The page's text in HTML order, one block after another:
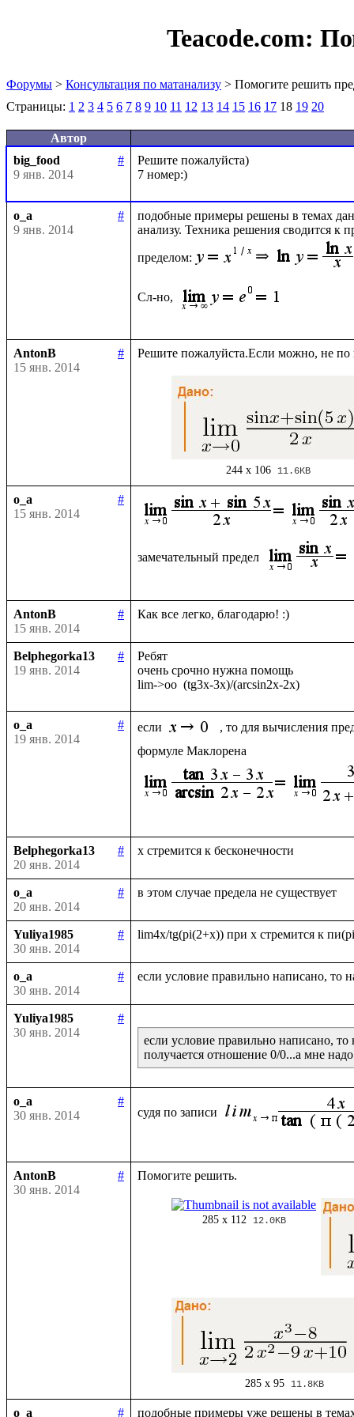
Teacode.com:
Форумы > Консультация по матанализу > Помогите решить
Страницы: 1 2 3 4 5 6 7 8 9 10 11 12 13 14 15 16 17 18 19 20
Автор
big_food
#
9 янв. 2014
Решите пожалуйста)
o_a
#
9 янв. 2014
подобные примеры решены в темах
анализу. Техника решения сводится
пределом:
Сл-но,
AntonB
#
15 янв. 2014
244 x 106 11.6KB
o_a
#
15 янв. 2014
замечательный предел
AntonB
#
15 янв. 2014
Belphegorka13
#
19 янв. 2014
Ребят
очень срочно нужна помощь
o_a
#
19 янв. 2014
если
, то для вычисления
Belphegorka13
#
20 янв. 2014
o_a
#
20 янв. 2014
Yuliya1985
#
30 янв. 2014
o_a
#
30 янв. 2014
Yuliya1985
#
30 янв. 2014
если условие правильно написано, то
o_a
#
30 янв. 2014
судя по записи
AntonB
#
30 янв. 2014
285 x 112 12.0KB
285 x 95 11.8KB
o_a #